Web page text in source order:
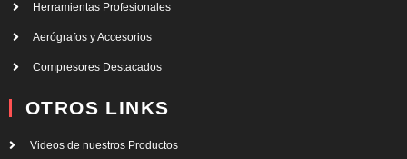
Herramientas Profesionales
Aerógrafos y Accesorios
Compresores Destacados
OTROS LINKS
Videos de nuestros Productos